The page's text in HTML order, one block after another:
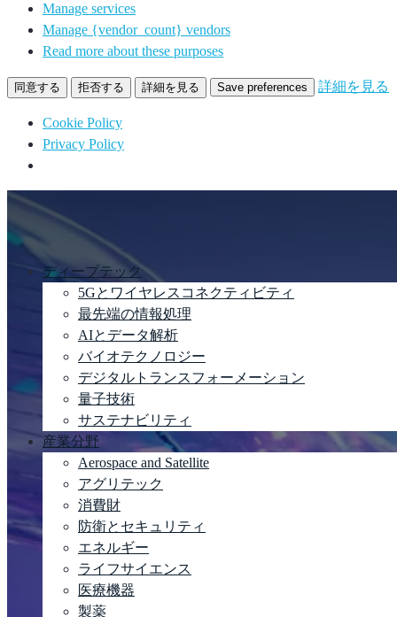
Manage services
Manage {vendor_count} vendors
Read more about these purposes
同意する 拒否する 詳細を見る Save preferences 詳細を見る
Cookie Policy
Privacy Policy
ディープテック
5Gとワイヤレスコネクティビティ
最先端の情報処理
AIとデータ解析
バイオテクノロジー
デジタルトランスフォーメーション
量子技術
サステナビリティ
産業分野
Aerospace and Satellite
アグリテック
消費財
防衛とセキュリティ
エネルギー
ライフサイエンス
医療機器
製薬